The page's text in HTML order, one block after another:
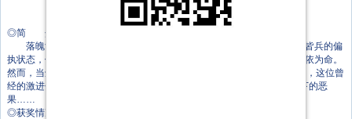
保罗·格里姆斯塔德
◎简 介
落魄潦倒的革命者鲍勃（莱昂纳多·迪卡普里奥 饰）终日生活在草木皆兵的偏
执状态，他与世隔绝，只和坚韧自立的女儿薇拉（蔡斯·英菲尼迪 饰）相依为命。
然而，当鲍勃的宿敌（西恩·潘 饰）在16年后再度现身，女儿也突然失踪，这位曾
经的激进分子仓促踏上了寻女之路，父女二人不得不直面他过往行为种下的恶
果……
◎获奖情况